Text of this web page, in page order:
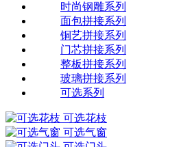
时尚钢雕系列
面包拼接系列
铜艺拼接系列
门芯拼接系列
整板拼接系列
玻璃拼接系列
可选系列
可选花枝
可选气窗